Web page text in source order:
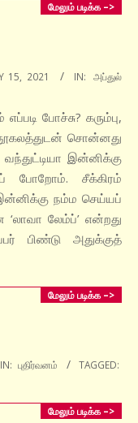
மேலும் படிக்க –>
15, 2021 IN:
அப்துல்
போச்சு? கரும்பு,
சொன்னது
இன்னிக்கு
போறோம். சீக்கிரம்
நம்ம செய்யப்
லேம்ப்’ என்றது
பிண்டு அதுக்குத்
மேலும் படிக்க –>
IN: புதிர்வனம்
TAGGED:
மேலும் படிக்க –>